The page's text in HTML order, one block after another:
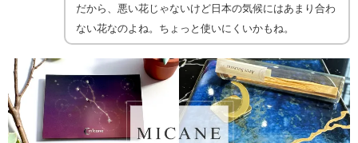
だから、悪い花じゃないけど日本の気候にはあまり合わ
ない花なのよね。ちょっと使いにくいかもね。